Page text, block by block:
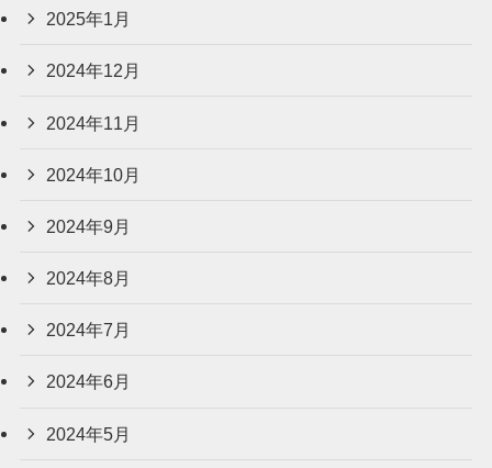
2025年1月
2024年12月
2024年11月
2024年10月
2024年9月
2024年8月
2024年7月
2024年6月
2024年5月